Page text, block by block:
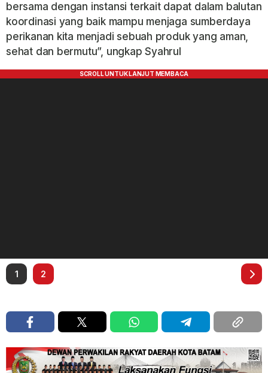
bersama dengan instansi terkait dapat dalam balutan
koordinasi yang baik mampu menjaga sumberdaya
perikanan kita menjadi sebuah produk yang aman,
sehat dan bermutu”, ungkap Syahrul
1 2